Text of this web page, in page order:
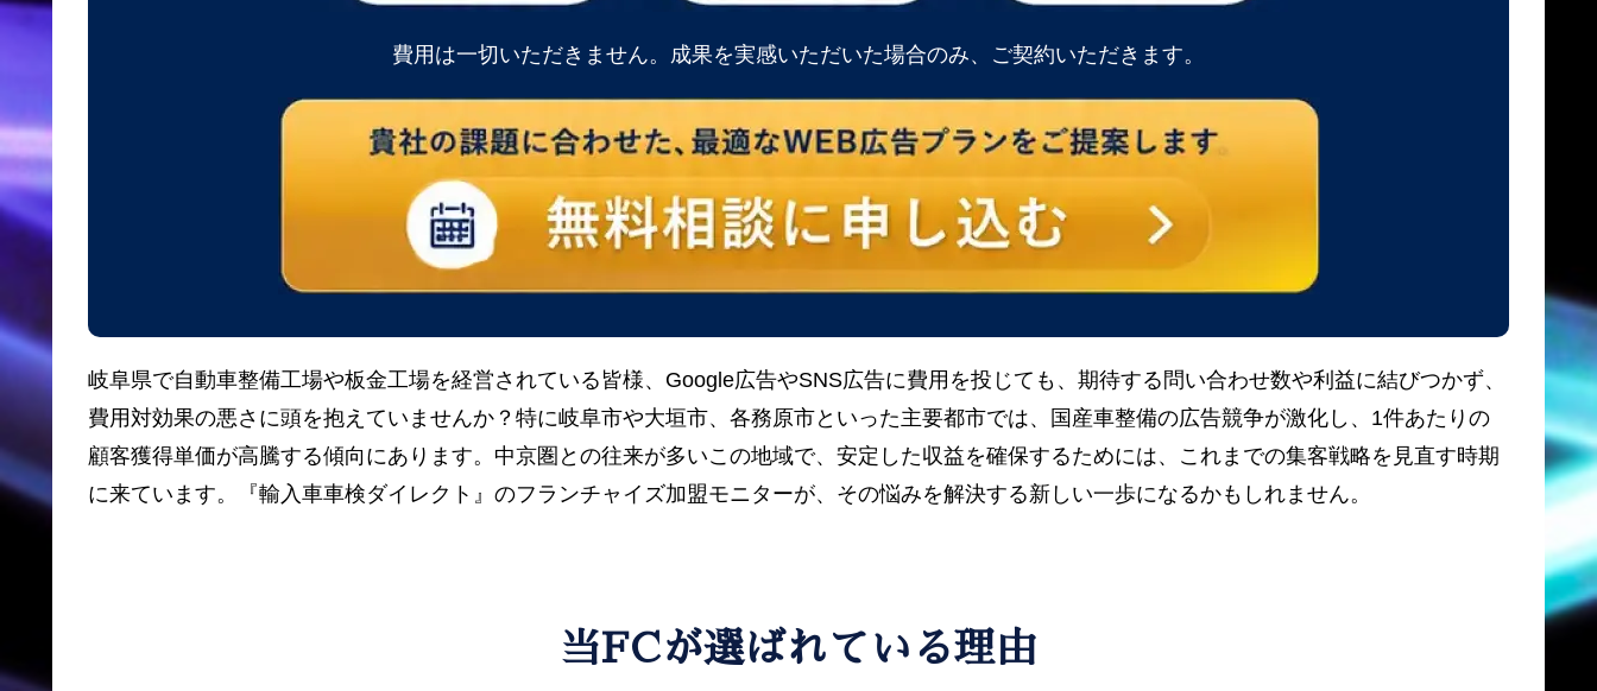
費用は一切いただきません。成果を実感いただいた場合のみ、ご契約いただきます。
岐阜県で自動車整備工場や板金工場を経営されている皆様、Google広告やSNS広告に費用を投じても、期待する問い合わせ数や利益に結びつかず、
費用対効果の悪さに頭を抱えていませんか？特に岐阜市や大垣市、各務原市といった主要都市では、国産車整備の広告競争が激化し、1件あたりの
顧客獲得単価が高騰する傾向にあります。中京圏との往来が多いこの地域で、安定した収益を確保するためには、これまでの集客戦略を見直す時期
に来ています。『輸入車車検ダイレクト』のフランチャイズ加盟モニターが、その悩みを解決する新しい一歩になるかもしれません。
当FCが選ばれている理由